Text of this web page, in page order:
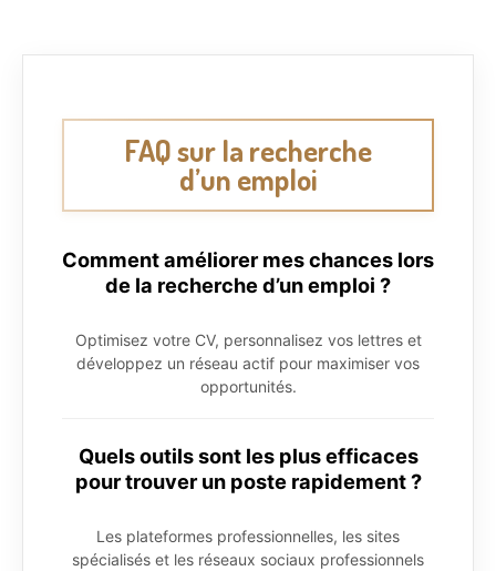
FAQ sur la recherche
d’un emploi
Comment améliorer mes chances lors
de la recherche d’un emploi ?
Optimisez votre CV, personnalisez vos lettres et
développez un réseau actif pour maximiser vos
opportunités.
Quels outils sont les plus efficaces
pour trouver un poste rapidement ?
Les plateformes professionnelles, les sites
spécialisés et les réseaux sociaux professionnels